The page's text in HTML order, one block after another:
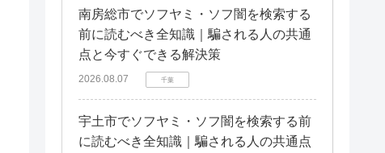
南房総市でソフヤミ・ソフ闇を検索する
前に読むべき全知識｜騙される人の共通
点と今すぐできる解決策
2026.08.07 千葉
宇土市でソフヤミ・ソフ闇を検索する前
に読むべき全知識｜騙される人の共通点